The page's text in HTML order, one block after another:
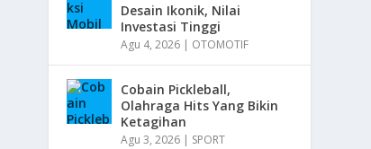
Desain Ikonik, Nilai
Investasi Tinggi
Agu 4, 2026 | OTOMOTIF
Cobain Pickleball,
Olahraga Hits Yang Bikin
Ketagihan
Agu 3, 2026 | SPORT